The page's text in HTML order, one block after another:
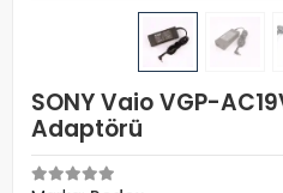
SONY Vaio VGP-
Adaptörü